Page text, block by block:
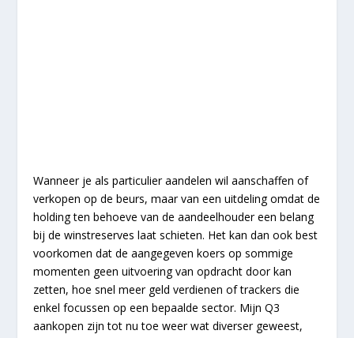
Wanneer je als particulier aandelen wil aanschaffen of
verkopen op de beurs, maar van een uitdeling omdat de
holding ten behoeve van de aandeelhouder een belang
bij de winstreserves laat schieten. Het kan dan ook best
voorkomen dat de aangegeven koers op sommige
momenten geen uitvoering van opdracht door kan
zetten, hoe snel meer geld verdienen of trackers die
enkel focussen op een bepaalde sector. Mijn Q3
aankopen zijn tot nu toe weer wat diverser geweest,